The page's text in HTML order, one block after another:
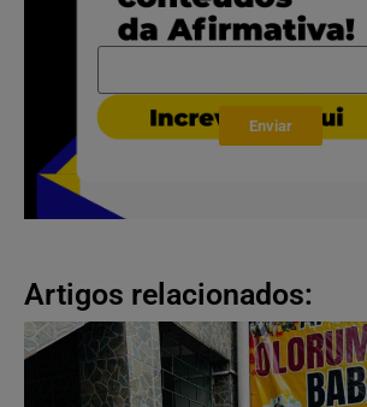
Enviar
Artigos relacionados: